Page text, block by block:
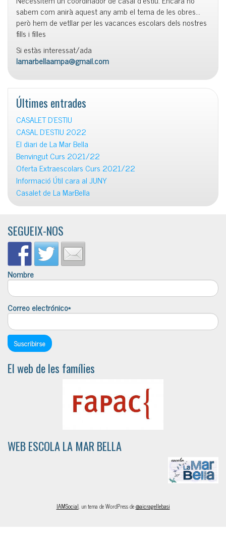
sabem com anirà aquest any amb el tema de les obres…
però hem de vetllar per les vacances escolars dels nostres
fills i filles
Si estàs interessat/ada
lamarbellaampa@gmail.com
Últimes entrades
CASALET D’ESTIU
CASAL D’ESTIU 2022
El diari de La Mar Bella
Benvingut Curs 2021/22
Oferta Extraescolars Curs 2021/22
Informació Útil cara al JUNY
Casalet de La MarBella
SEGUEIX-NOS
Nombre
Correo electrónico*
El web de les famílies
WEB ESCOLA LA MAR BELLA
IAMSocial, un tema de WordPress de@aicragellebasi